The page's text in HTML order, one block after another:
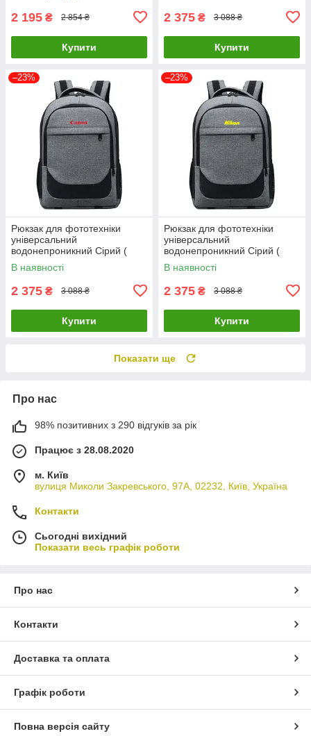
2 195 ₴ 2 854 ₴
Купити
2 375 ₴ 3 088 ₴
Купити
–23%
Рюкзак для фототехніки
універсальний
водонепроникний Сірий (
код: IBF073S1 )
В наявності
2 375 ₴ 3 088 ₴
Купити
–23%
Рюкзак для фототехніки
універсальний
водонепроникний Сірий (
код: IBF073S2 )
В наявності
2 375 ₴ 3 088 ₴
Купити
Показати ще
Про нас
98% позитивних з 290 відгуків за рік
Працює з 28.08.2020
м. Київ
вулиця Миколи Закревського, 97А, 02232, Київ, Україна
Контакти
Сьогодні вихідний
Показати весь графік роботи
Про нас
Контакти
Доставка та оплата
Графік роботи
Повна версія сайту